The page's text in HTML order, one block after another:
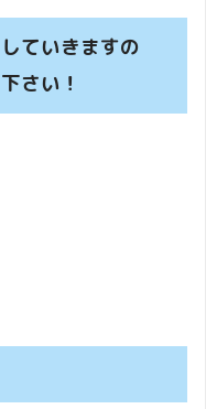
ていきますの
さい！